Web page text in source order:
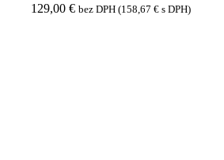
129,00€ bez DPH (158,67€ s DPH)